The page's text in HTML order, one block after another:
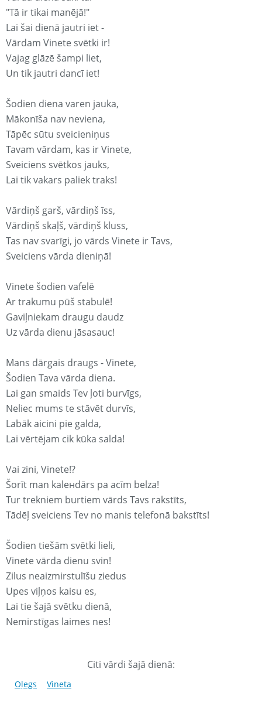
"Tā ir tikai manējā!"
Lai šai dienā jautri iet -
Vārdam Vinete svētki ir!
Vajag glāzē šampi liet,
Un tik jautri dancī iet!
Šodien diena varen jauka,
Mākonīša nav neviena,
Tāpēc sūtu sveicieniņus
Tavam vārdam, kas ir Vinete,
Sveiciens svētkos jauks,
Lai tik vakars paliek traks!
Vārdiņš garš, vārdiņš īss,
Vārdiņš skaļš, vārdiņš kluss,
Tas nav svarīgi, jo vārds Vinete ir Tavs,
Sveiciens vārda dieniņā!
Vinete šodien vafelē
Ar trakumu pūš stabulē!
Gaviļniekam draugu daudz
Uz vārda dienu jāsasauc!
Mans dārgais draugs - Vinete,
Šodien Tava vārda diena.
Lai gan smaids Tev ļoti burvīgs,
Neliec mums te stāvēt durvīs,
Labāk aicini pie galda,
Lai vērtējam cik kūka salda!
Vai zini, Vinete!?
Šorīt man kaleнdārs pa acīm belza!
Tur trekniem burtiem vārds Tavs rakstīts,
Tādēļ sveiciens Tev no manis telefonā bakstīts!
Šodien tiešām svētki lieli,
Vinete vārda dienu svin!
Zilus neaizmirstulīšu ziedus
Upes viļņos kaisu es,
Lai tie šajā svētku dienā,
Nemirstīgas laimes nes!
Citi vārdi šajā dienā:
Oļegs Vineta